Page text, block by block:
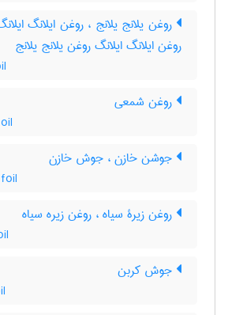
روغن یلانج یلانج ، روغن ایلانگ
روغن ایلانگ ایلانگ روغن یلانج یلانج
روغن شمعی
جوشن خازن ، جوش خازن
روغن زیرۀ سیاه ، روغن زیره سیاه
جوش کربن